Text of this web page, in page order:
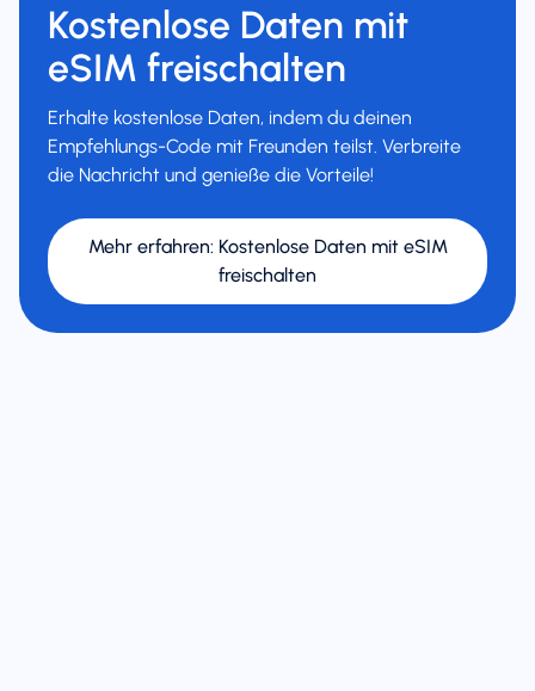
Kostenlose Daten mit
eSIM freischalten
Erhalte kostenlose Daten, indem du deinen
Empfehlungs-Code mit Freunden teilst. Verbreite
die Nachricht und genieße die Vorteile!
Mehr erfahren: Kostenlose Daten mit eSIM
freischalten